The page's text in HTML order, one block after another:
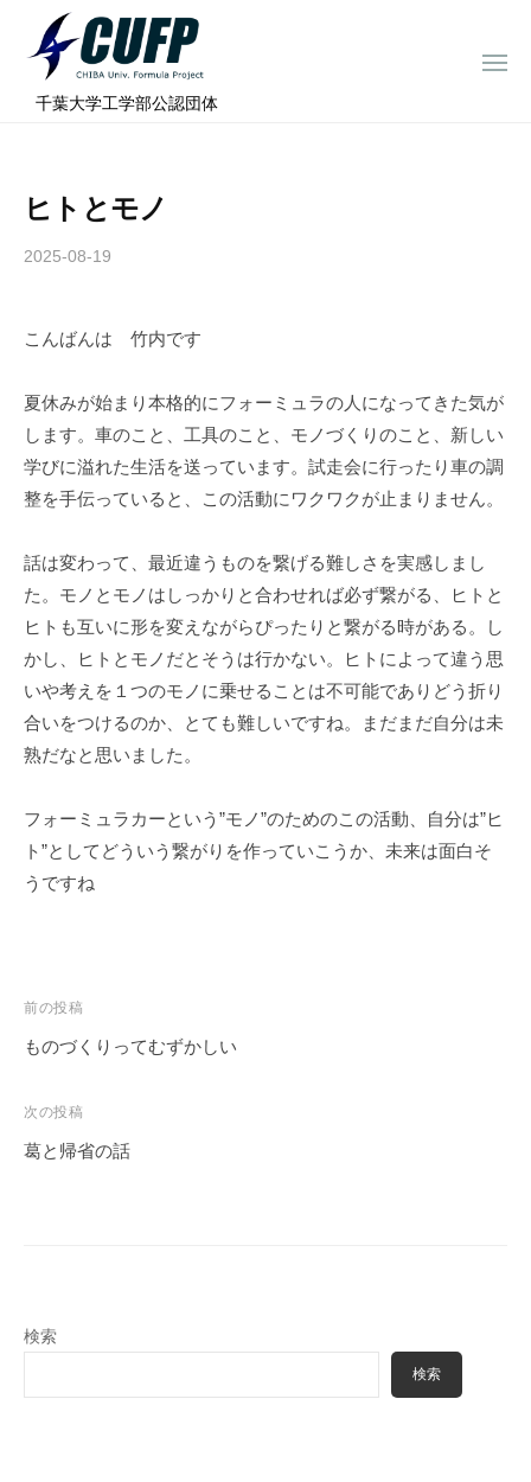
千
学
ォ
ミ
ラ
プ
ロ
ジ
ク
ト
⠀千葉大学工学部公認団体
メ
ヒトとモノ
2025-08-19
b
a
m
u
l
a
こんばんは 竹内です
夏休みが始まり本格的にフォーミュラの人になってきた気が
します。車のこと、工具のこと、モノづくりのこと、新しい
学びに溢れた生活を送っています。試走会に行ったり車の調
整を手伝っていると、この活動にワクワクが止まりません。
話は変わって、最近違うものを繋げる難しさを実感しまし
た。モノとモノはしっかりと合わせれば必ず繋がる、ヒトと
ヒトも互いに形を変えながらぴったりと繋がる時がある。し
かし、ヒトとモノだとそうは行かない。ヒトによって違う思
いや考えを１つのモノに乗せることは不可能でありどう折り
合いをつけるのか、とても難しいですね。まだまだ自分は未
熟だなと思いました。
フォーミュラカーという”モノ”のためのこの活動、自分は”ヒ
ト”としてどういう繋がりを作っていこうか、未来は面白そ
うですね
投
稿
ビ
ゲ
前の投稿
ものづくりってむずかしい
次の投稿
葛と帰省の話
検索
検索
ミ
ラ
ェ
ト